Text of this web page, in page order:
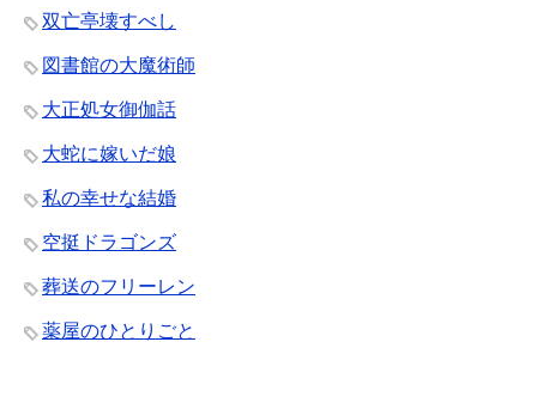
双亡亭壊すべし
図書館の大魔術師
大正処女御伽話
大蛇に嫁いだ娘
私の幸せな結婚
空挺ドラゴンズ
葬送のフリーレン
薬屋のひとりごと